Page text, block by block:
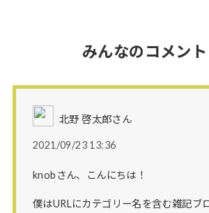
みんなのコメント
北野 啓太郎さん
2021/09/23 13:36
knobさん、こんにちは！
僕はURLにカテゴリー名を含む雑記ブ